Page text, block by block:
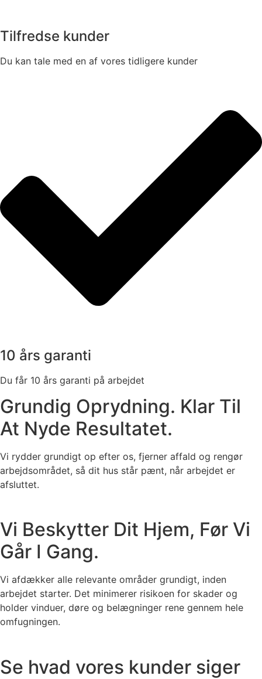
Tilfredse kunder
Du kan tale med en af vores tidligere kunder
10 års garanti
Du får 10 års garanti på arbejdet
Grundig Oprydning. Klar Til
At Nyde Resultatet.
Vi rydder grundigt op efter os, fjerner affald og rengør
arbejdsområdet, så dit hus står pænt, når arbejdet er
afsluttet.
Vi Beskytter Dit Hjem, Før Vi
Går I Gang.
Vi afdækker alle relevante områder grundigt, inden
arbejdet starter. Det minimerer risikoen for skader og
holder vinduer, døre og belægninger rene gennem hele
omfugningen.
Se hvad vores kunder siger